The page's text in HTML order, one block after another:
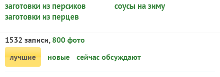
заготовки из персиков
заготовки из перцев
соусы на зиму
1532 записи, 800 фото
лучшие
новые сейчас обсуждают